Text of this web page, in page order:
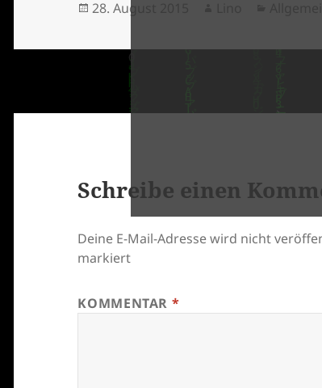
Veröffentlicht
28. August 2015
Schreibe einen
Deine E-Mail-Adresse wird nicht
markiert
KOMMENTAR *